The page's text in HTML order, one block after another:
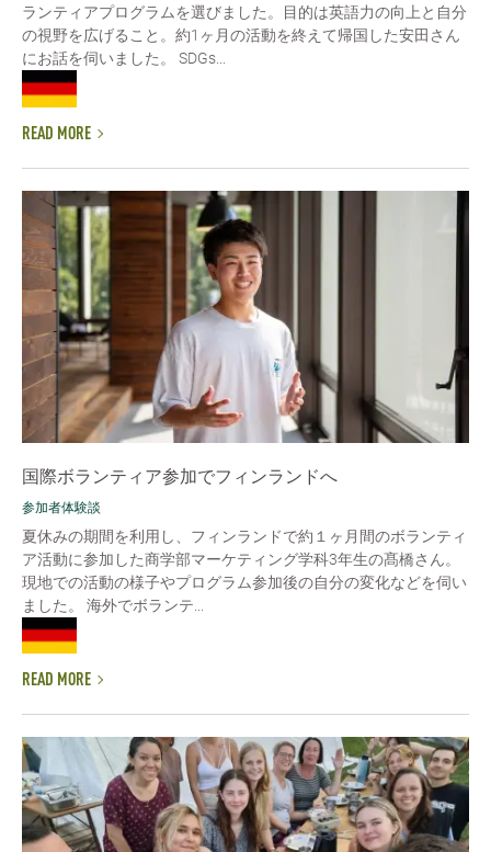
ランティアプログラムを選びました。目的は英語力の向上と自分
の視野を広げること。約1ヶ月の活動を終えて帰国した安田さん
にお話を伺いました。 SDGs...
READ MORE
国際ボランティア参加でフィンランドへ
参加者体験談
夏休みの期間を利用し、フィンランドで約１ヶ月間のボランティ
ア活動に参加した商学部マーケティング学科3年生の髙橋さん。
現地での活動の様子やプログラム参加後の自分の変化などを伺い
ました。 海外でボランテ...
READ MORE